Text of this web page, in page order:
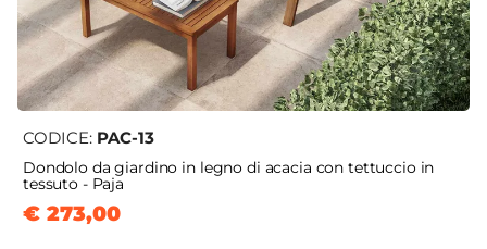
CODICE: PAC-13
Dondolo da giardino in legno di acacia con tettuccio in
tessuto - Paja
€ 273,00